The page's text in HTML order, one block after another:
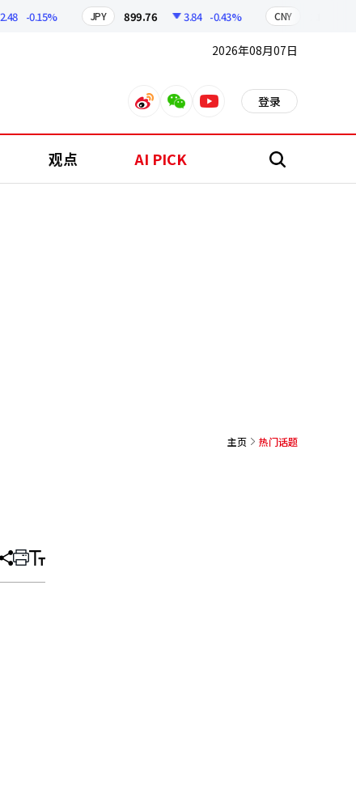
-0.15% 899.76 3.84 -0.43% 210.96
2026年08月07日
weiboweixinyoutube 登录
观点 AI PICK 搜
主页 热门话题
分
文
打 调
大